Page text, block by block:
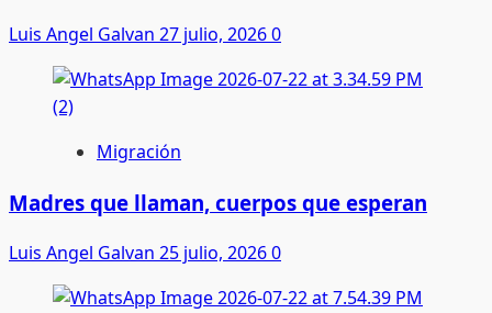
Luis Angel Galvan 27 julio, 20260
Migración
Madres que llaman, cuerpos que esperan
Luis Angel Galvan 25 julio, 20260